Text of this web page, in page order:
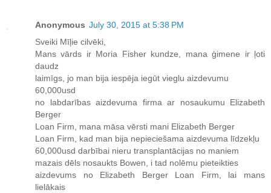
Anonymous July 30, 2015 at 5:38 PM
Sveiki Mīļie cilvēki,
Mans vārds ir Moria Fisher kundze, mana ģimene ir ļoti
daudz
laimīgs, jo man bija iespēja iegūt vieglu aizdevumu
60,000usd
no labdarības aizdevuma firma ar nosaukumu Elizabeth
Berger
Loan Firm, mana māsa vērsti mani Elizabeth Berger
Loan Firm, kad man bija nepieciešama aizdevuma līdzekļu
60,000usd darbībai nieru transplantācijas no maniem
mazais dēls nosaukts Bowen, i tad nolēmu pieteikties
aizdevums no Elizabeth Berger Loan Firm, lai mans
lielākais